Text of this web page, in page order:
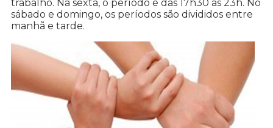
trabalho. Na sexta, o período é das 17h30 às 23h. No
sábado e domingo, os períodos são divididos entre
manhã e tarde.